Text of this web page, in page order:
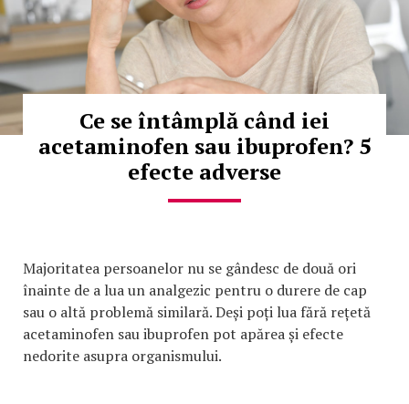
Ce se întâmplă când iei
acetaminofen sau ibuprofen? 5
efecte adverse
Majoritatea persoanelor nu se gândesc de două ori
înainte de a lua un analgezic pentru o durere de cap
sau o altă problemă similară. Deși poți lua fără rețetă
acetaminofen sau ibuprofen pot apărea și efecte
nedorite asupra organismului.